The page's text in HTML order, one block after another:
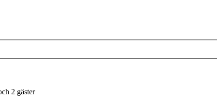
2 gäster